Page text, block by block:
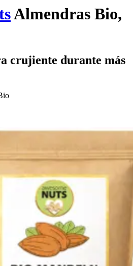
Almendras Bio,
crujiente durante más